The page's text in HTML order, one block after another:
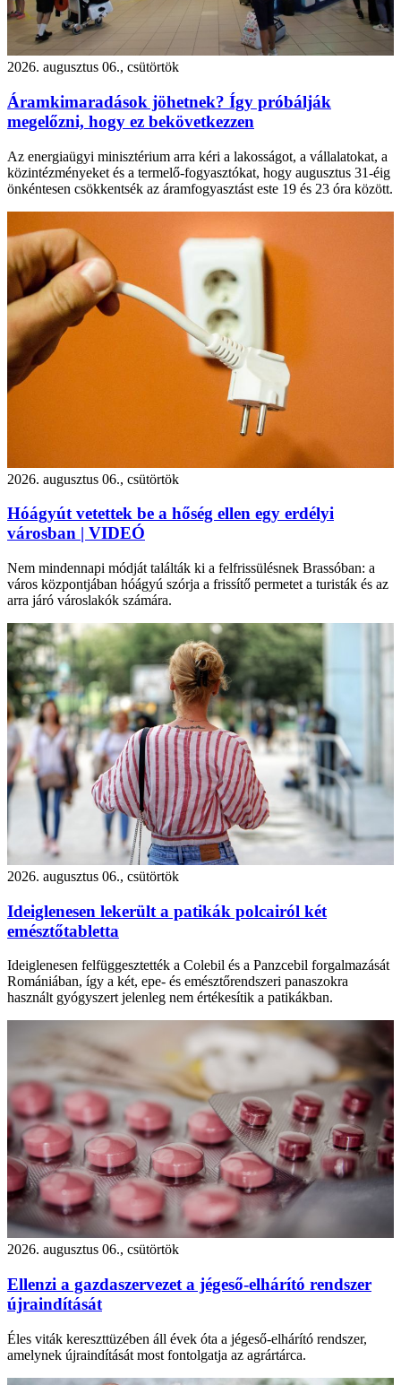
2026. augusztus 06., csütörtök
Áramkimaradások jöhetnek? Így próbálják
megelőzni, hogy ez bekövetkezzen
Az energiaügyi minisztérium arra kéri a lakosságot, a vállalatokat, a
közintézményeket és a termelő-fogyasztókat, hogy augusztus 31-éig
önkéntesen csökkentsék az áramfogyasztást este 19 és 23 óra között.
2026. augusztus 06., csütörtök
Hóágyút vetettek be a hőség ellen egy erdélyi
városban | VIDEÓ
Nem mindennapi módját találták ki a felfrissülésnek Brassóban: a
város központjában hóágyú szórja a frissítő permetet a turisták és az
arra járó városlakók számára.
2026. augusztus 06., csütörtök
Ideiglenesen lekerült a patikák polcairól két
emésztőtabletta
Ideiglenesen felfüggesztették a Colebil és a Panzcebil forgalmazását
Romániában, így a két, epe- és emésztőrendszeri panaszokra
használt gyógyszert jelenleg nem értékesítik a patikákban.
2026. augusztus 06., csütörtök
Ellenzi a gazdaszervezet a jégeső-elhárító rendszer
újraindítását
Éles viták kereszttüzében áll évek óta a jégeső-elhárító rendszer,
amelynek újraindítását most fontolgatja az agrártárca.